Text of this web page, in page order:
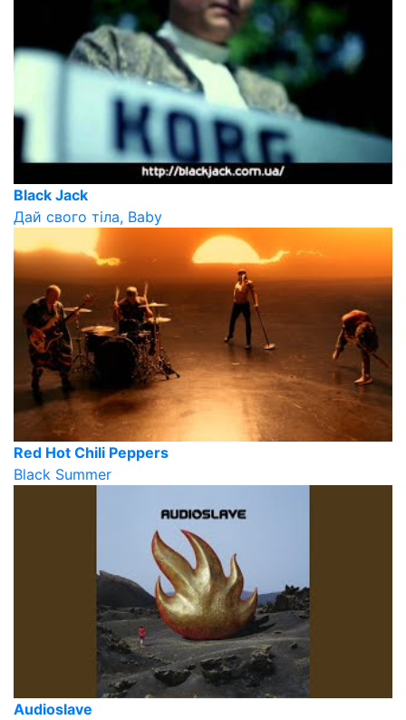
Black Jack
Дай свого тіла, Baby
Red Hot Chili Peppers
Black Summer
Audioslave